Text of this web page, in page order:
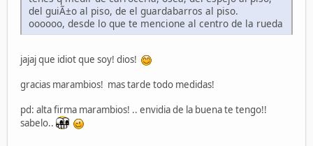
del guiÃ±o al piso, de el guardabarros al piso.
oooooo, desde lo que te mencione al centro de la rueda
jajaj que idiot que soy! dios!
gracias marambios! mas tarde todo medidas!
pd: alta firma marambios! .. envidia de la buena te tengo!!
sabelo..